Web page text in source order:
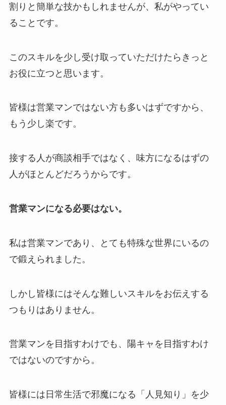
割りと簡単な技かもしれませんが、私がやってい
ることです。
このスキルを少し受け取っていただけたらきっと
お役に立つと思います。
皆様は営業マンではない方も多いはずですから、
もう少し楽です。
接する人が商談相手ではなく、味方になるはずの
人がほとんどだろうからです。
営業マンになる必要はない。
私は営業マンであり、とても特殊な世界にいるの
で鍛えられました。
しかし皆様にはそんな難しいスキルをお伝えする
つもりはありません。
営業マンを目指すわけでも、陽キャを目指すわけ
ではないのですから。
皆様には日常生活で邪魔になる「人見知り」を少